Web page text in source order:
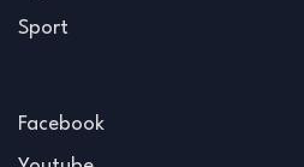
Sport
Facebook